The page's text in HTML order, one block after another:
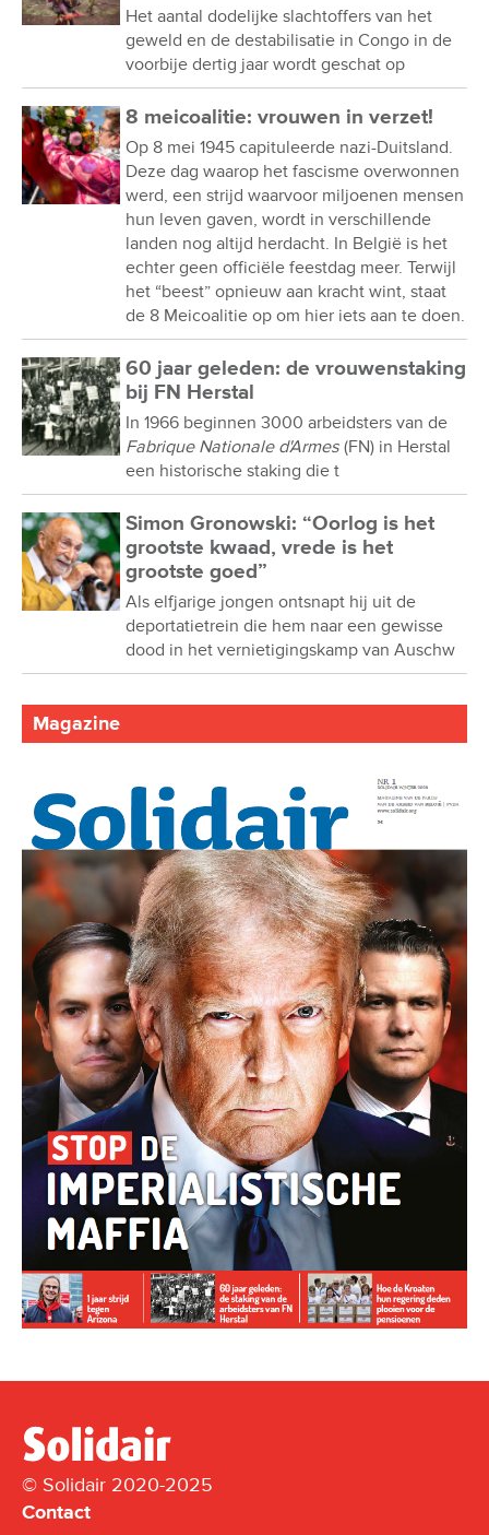
Het aantal dodelijke slachtoffers van het
geweld en de destabilisatie in Congo in de
voorbije dertig jaar wordt geschat op
8 meicoalitie: vrouwen in verzet!
Op 8 mei 1945 capituleerde nazi-Duitsland.
Deze dag waarop het fascisme overwonnen
werd, een strijd waarvoor miljoenen mensen
hun leven gaven, wordt in verschillende
landen nog altijd herdacht. In België is het
echter geen officiële feestdag meer. Terwijl
het “beest” opnieuw aan kracht wint, staat
de 8 Meicoalitie op om hier iets aan te doen.
60 jaar geleden: de vrouwenstaking
bij FN Herstal
In 1966 beginnen 3000 arbeidsters van de
Fabrique Nationale d'Armes (FN) in Herstal
een historische staking die t
Simon Gronowski: “Oorlog is het
grootste kwaad, vrede is het
grootste goed”
Als elfjarige jongen ontsnapt hij uit de
deportatietrein die hem naar een gewisse
dood in het vernietigingskamp van Auschw
Magazine
© Solidair 2020-2025
Contact